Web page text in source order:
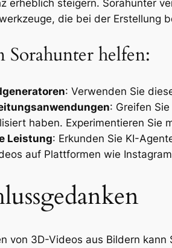
erheblich steigern. Sorahunter
die bei der Erstellung
Sorahunter helfen:
: Verwenden Sie
: Greifen
haben. Experimentieren Sie
Leistung: Erkunden Sie KI-
auf Plattformen wie
von 3D-Videos aus Bildern